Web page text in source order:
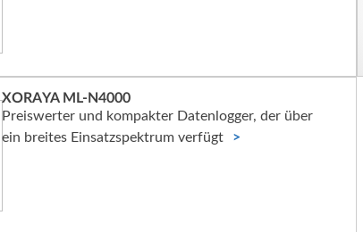
XORAYA ML-N4000
Preiswerter und kompakter Datenlogger, der über
ein breites Einsatzspektrum verfügt